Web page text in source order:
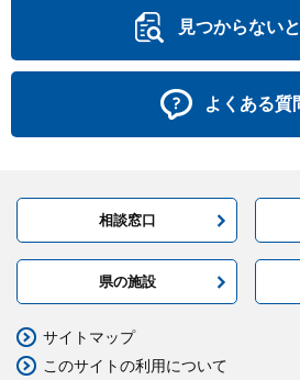
見つからない
よくある質
相談窓口
県の施設
サイトマップ
このサイトの利用について